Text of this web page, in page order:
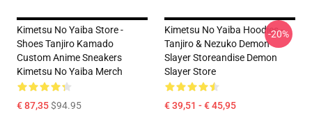
Kimetsu No Yaiba Store -
Shoes Tanjiro Kamado
Custom Anime Sneakers
Kimetsu No Yaiba Merch
€ 87,35$94.95
Kimetsu No Yaiba Hoodies -
Tanjiro & Nezuko Demon
Slayer Storeandise Demon
Slayer Store
€ 39,51 - € 45,95
-20%